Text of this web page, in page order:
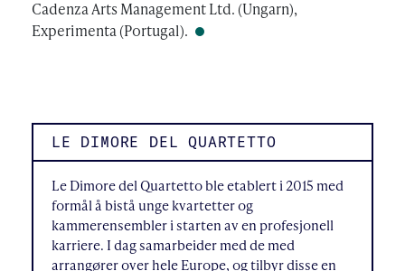
Cadenza Arts Management Ltd. (Ungarn),
Experimenta (Portugal).
LE DIMORE DEL QUARTETTO
Le Dimore del Quartetto ble etablert i 2015 med
formål å bistå unge kvartetter og
kammerensembler i starten av en profesjonell
karriere. I dag samarbeider med de med
arrangører over hele Europe, og tilbyr disse en